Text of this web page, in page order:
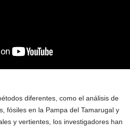
diferentes, como el análisis de
fósiles en la Pampa del Tamarugal y
y vertientes, los investigadores han